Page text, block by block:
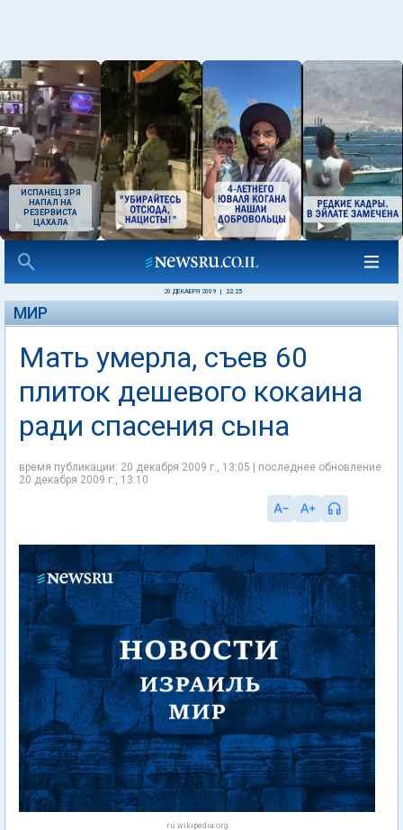
ИСПАНЕЦ ЗРЯ
НАПАЛ НА
РЕЗЕРВИСТА
ЦАХАЛА
20 ДЕКАБРЯ 2009 22:25
МИР
Мать умерла, съев 60
плиток дешевого кокаина
ради спасения сына
время публикации: 20 декабря 2009 г., 13:05 | последнее обновление:
20 декабря 2009 г., 13:10
ru.wikipedia.org